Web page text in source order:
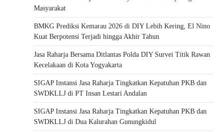
Masyarakat
BMKG Prediksi Kemarau 2026 di DIY Lebih Kering, El Nino
Kuat Berpotensi Terjadi hingga Akhir Tahun
Jasa Raharja Bersama Ditlantas Polda DIY Survei Titik Rawan
Kecelakaan di Kota Yogyakarta
SIGAP Instansi Jasa Raharja Tingkatkan Kepatuhan PKB dan
SWDKLLJ di PT Insan Lestari Andalan
SIGAP Instansi Jasa Raharja Tingkatkan Kepatuhan PKB dan
SWDKLLJ di Dua Kalurahan Gunungkidul